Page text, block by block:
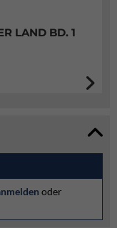
LAND BD. 1
oder